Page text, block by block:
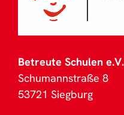
Betreute Schulen e.V.
Schumannstraße 8
53721 Siegburg